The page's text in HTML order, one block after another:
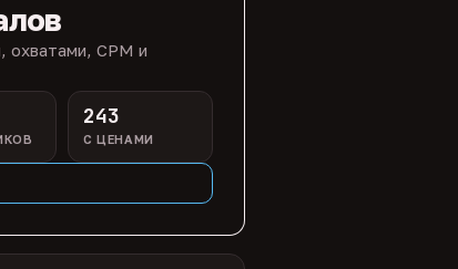
охватами, CPM и
243
С ЦЕНАМИ